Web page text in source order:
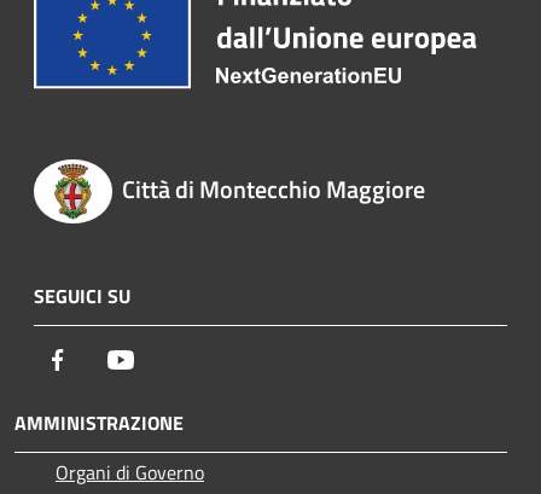
Città di Montecchio Maggiore
SEGUICI SU
Facebook
AMMINISTRAZIONE
Organi di Governo